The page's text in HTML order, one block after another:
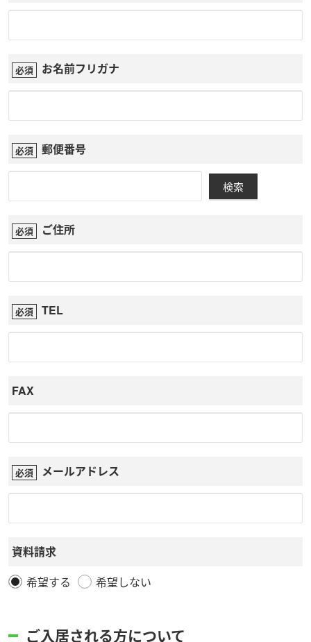
お名前フリガナ
郵便番号
検索
ご住所
TEL
FAX
メールアドレス
資料請求
希望する
希望しない
ご入居される方について